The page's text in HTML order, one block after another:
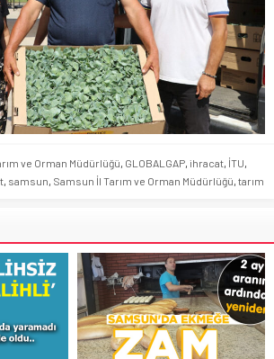
ve Orman Müdürlüğü GLOBALGAP ihracat İTU
samsun Samsun İl Tarım ve Orman Müdürlüğü tarım